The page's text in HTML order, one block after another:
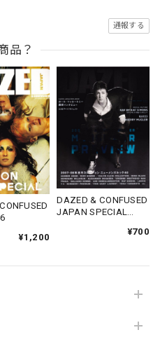
通報する
品？
¥1,200
DAZED & CONFUSED
JAPAN SPECIAL
¥700